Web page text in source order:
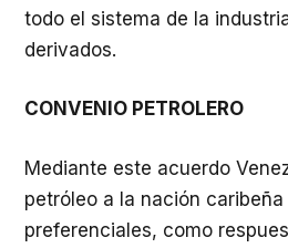
todo el sistema de la
derivados.
CONVENIO PETROLERO
Mediante este acuerdo
petróleo a la nación
preferenciales, como